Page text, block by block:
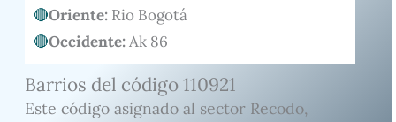
Oriente: Rio Bogotá
Occidente:Ak 86
Barrios del código 110921
Este código asignado al sector Recodo,